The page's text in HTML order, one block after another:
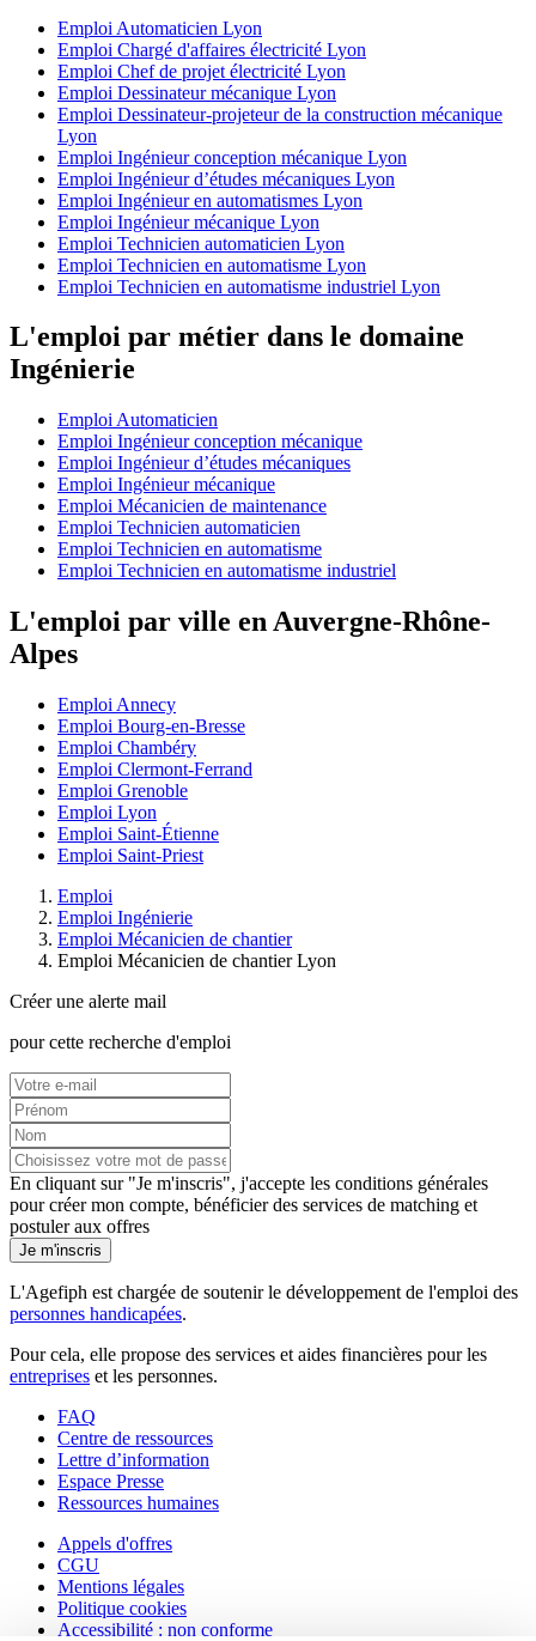
Emploi Automaticien Lyon
Emploi Chargé d'affaires électricité Lyon
Emploi Chef de projet électricité Lyon
Emploi Dessinateur mécanique Lyon
Emploi Dessinateur-projeteur de la construction mécanique
Lyon
Emploi Ingénieur conception mécanique Lyon
Emploi Ingénieur d’études mécaniques Lyon
Emploi Ingénieur en automatismes Lyon
Emploi Ingénieur mécanique Lyon
Emploi Technicien automaticien Lyon
Emploi Technicien en automatisme Lyon
Emploi Technicien en automatisme industriel Lyon
L'emploi par métier dans le domaine
Ingénierie
Emploi Automaticien
Emploi Ingénieur conception mécanique
Emploi Ingénieur d’études mécaniques
Emploi Ingénieur mécanique
Emploi Mécanicien de maintenance
Emploi Technicien automaticien
Emploi Technicien en automatisme
Emploi Technicien en automatisme industriel
L'emploi par ville en Auvergne-Rhône-
Alpes
Emploi Annecy
Emploi Bourg-en-Bresse
Emploi Chambéry
Emploi Clermont-Ferrand
Emploi Grenoble
Emploi Lyon
Emploi Saint-Étienne
Emploi Saint-Priest
Emploi
Emploi Ingénierie
Emploi Mécanicien de chantier
Emploi Mécanicien de chantier Lyon
Créer une alerte mail
pour cette recherche d'emploi
En cliquant sur "Je m'inscris", j'accepte les conditions générales
pour créer mon compte, bénéficier des services de matching et
postuler aux offres
Je m'inscris
L'Agefiph est chargée de soutenir le développement de l'emploi des
personnes handicapées.
Pour cela, elle propose des services et aides financières pour les
entreprises et les personnes.
FAQ
Centre de ressources
Lettre d’information
Espace Presse
Ressources humaines
Appels d'offres
CGU
Mentions légales
Politique cookies
Accessibilité : non conforme